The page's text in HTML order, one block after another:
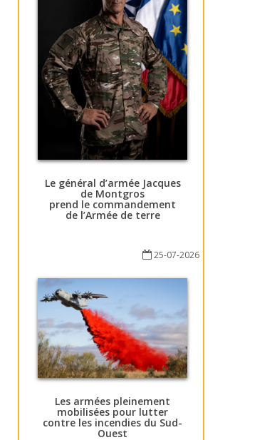
Le général d’armée Jacques
de Montgros
prend le commandement
de l’Armée de terre
25-07-2026
Les armées pleinement
mobilisées pour lutter
contre les incendies du Sud-
Ouest